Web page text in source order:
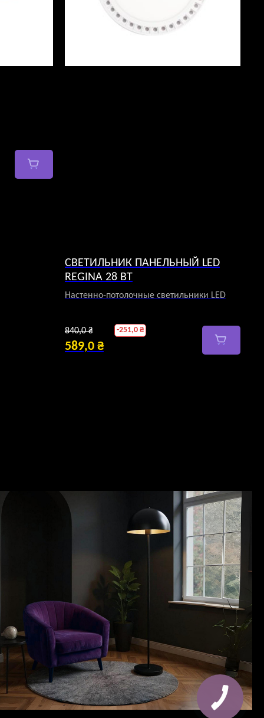
СВЕТИЛЬНИК ПАНЕЛЬНЫЙ LED
REGINA 28 ВТ
Настенно-потолочные светильники LED
840,0₴Первоначальная
цена
589,0 ₴
-251,0 ₴